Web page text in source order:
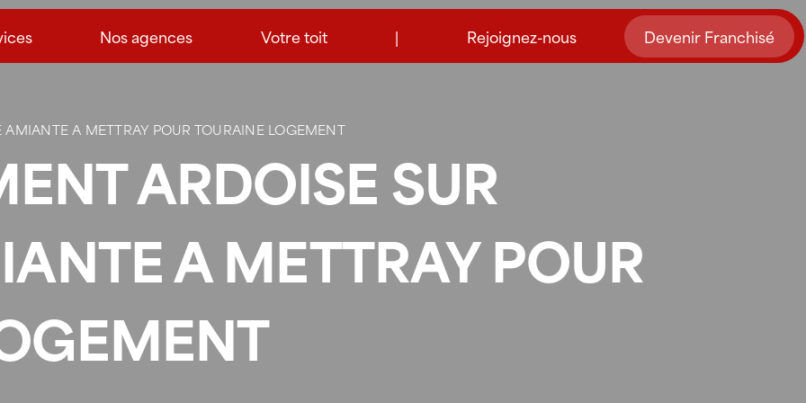
Nos agences Votre toit | Rejoignez-nous Devenir Franchisé
A METTRAY POUR TOURAINE LOGEMENT
ARDOISE SUR
A METTRAY POUR